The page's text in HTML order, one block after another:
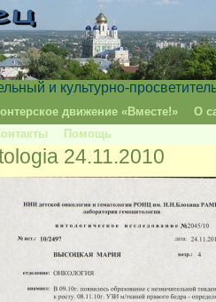
и культурно-
движение «Вместе!»
О
Помощь
24.11.2010